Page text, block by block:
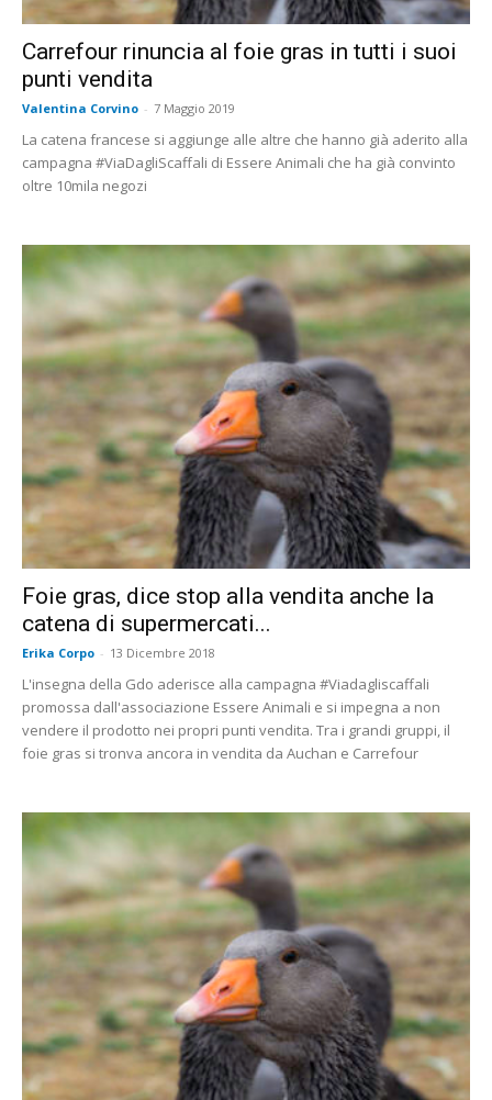
Carrefour rinuncia al foie gras in tutti i suoi
punti vendita
Valentina Corvino - 7 Maggio 2019
La catena francese si aggiunge alle altre che hanno già aderito alla
campagna #ViaDagliScaffali di Essere Animali che ha già convinto
oltre 10mila negozi
Foie gras, dice stop alla vendita anche la
catena di supermercati...
Erika Corpo - 13 Dicembre 2018
L'insegna della Gdo aderisce alla campagna #Viadagliscaffali
promossa dall'associazione Essere Animali e si impegna a non
vendere il prodotto nei propri punti vendita. Tra i grandi gruppi, il
foie gras si tronva ancora in vendita da Auchan e Carrefour